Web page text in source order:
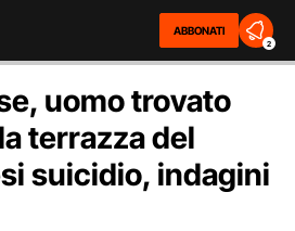
ABBONATI
2
uomo trovato
terrazza del
suicidio, indagini